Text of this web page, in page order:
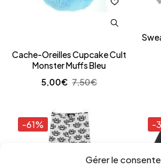
Gérer le
Cache-Oreilles Cupcake Cult
Monster Muffs Bleu
7,50€
5,00€
-61% -